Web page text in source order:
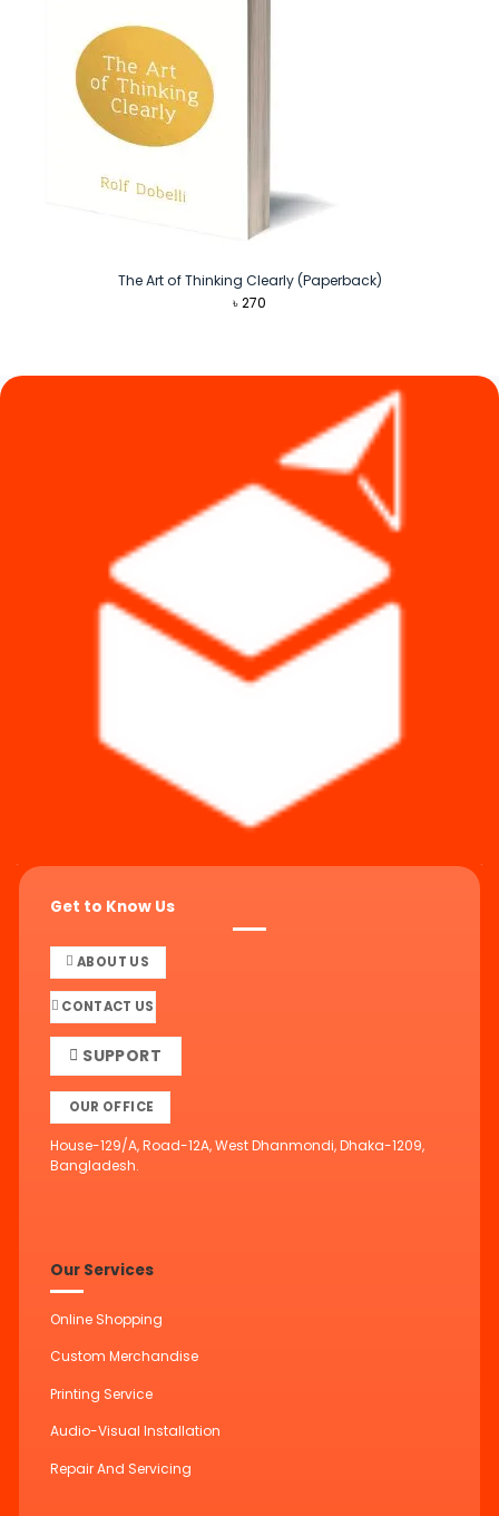
The Art of Thinking Clearly (Paperback)
৳270
Get to Know Us
ABOUT US
CONTACT US
SUPPORT
OUR OFFICE
House-129/A, Road-12A, West Dhanmondi, Dhaka-1209,
Bangladesh.
Our Services
Online Shopping
Custom Merchandise
Printing Service
Audio-Visual Installation
Repair And Servicing